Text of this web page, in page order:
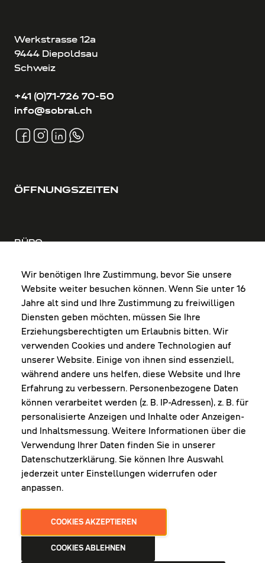
Wir benötigen Ihre Zustimmung, bevor Sie unsere
Website weiter besuchen können. Wenn Sie unter 16
Jahre alt sind und Ihre Zustimmung zu freiwilligen
Diensten geben möchten, müssen Sie Ihre
Erziehungsberechtigten um Erlaubnis bitten. Wir
verwenden Cookies und andere Technologien auf
unserer Website. Einige von ihnen sind essenziell,
während andere uns helfen, diese Website und Ihre
Erfahrung zu verbessern. Personenbezogene Daten
können verarbeitet werden (z. B. IP-Adressen), z. B. für
personalisierte Anzeigen und Inhalte oder Anzeigen-
und Inhaltsmessung. Weitere Informationen über die
Verwendung Ihrer Daten finden Sie in unserer
Datenschutzerklärung. Sie können Ihre Auswahl
jederzeit unter Einstellungen widerrufen oder
anpassen.
COOKIES AKZEPTIEREN
COOKIES ABLEHNEN
Werkstrasse 12a
9444 Diepoldsau
Schweiz
+41 (0)71-726 70-50
info@sobral.ch
ÖFFNUNGSZEITEN
BÜRO
FR: 8:00-12:00 & 13:00-16:00 Uhr
Shop Diepoldsau
MO-Do: 8:00-12:00 & 13:00-17:30 Uhr
Fr: 8:00-16:00 Uhr
1. Samstag im Monat: 9:00-16:00 Uhr
NEWSLETTER
Erhalte Infos zu aktueller Arbeitskleidung für
deine Firma und unseren Service